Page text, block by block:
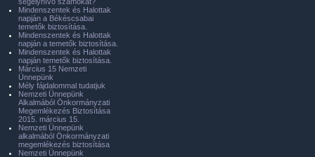
Mindenszentek és Halottak
napján a Békéscsabai
temetők biztosítása.
Mindenszentek és Halottak
napján a temetők biztosítása.
Mindenszentek és Halottak
napján temetők biztosítása.
Március 15 Nemzeti
Ünnepünk
Mély fájdalommal tudatjuk
Nemzeti Ünnepünk
Alkalmából Önkormányzati
Megemlékezés Biztosítása
2015. március 15.
Nemzeti Ünnepünk
alkalmából Önkormányzati
megemlékezés biztosítása
Nemzeti Ünnepünk